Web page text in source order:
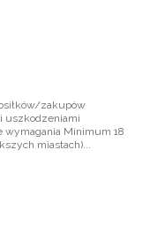
zakupów
uszkodzeniami
wymagania Minimum 18
miastach)...